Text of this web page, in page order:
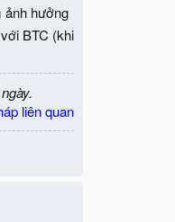
ảnh hưởng
BTC (khi
liên quan